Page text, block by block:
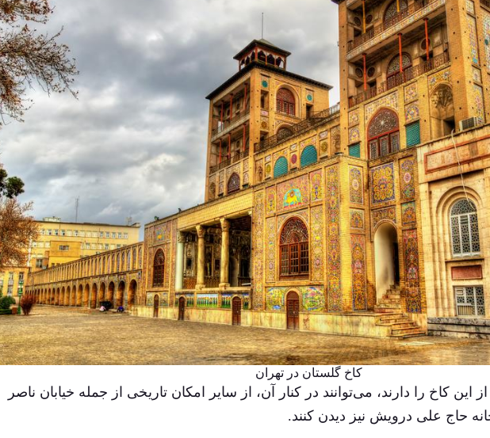
کاخ گلستان در تهران
کاخ را دارند، می‌توانند در کنار آن، از سایر امکان تاریخی از جمله خیابان ناصر
حاج علی درویش نیز دیدن کنند.